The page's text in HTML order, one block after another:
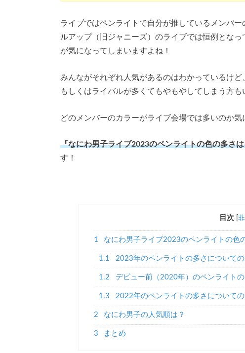
ライブではペンライトで自分が推しているメンバ
ルアップ（旧ジャニーズ）のライブでは恒例とな
が気になってしまいますよね！
みんながそれぞれ人気があるのはわかっているけ
もしくはライバルが多くてもやもやしてしまう方も
どのメンバーのカラーがライブ会場では多いのか
『なにわ男子ライブ2023のペンライトの色の多さ
す！
目次
1 なにわ男子ライブ2023のペンライトの色
1.1 2023年のペンライトの多さについての
1.2 デビュー前（2020年）のペンライト
1.3 2022年のペンライトの多さについての
2 なにわ男子の人気順は？
3 まとめ